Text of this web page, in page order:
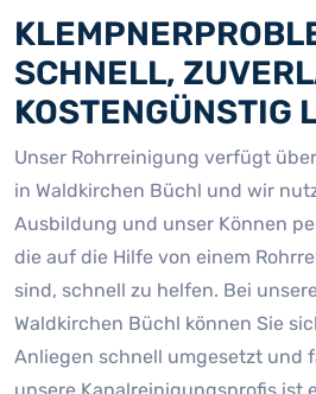
SCHNELL,
KOSTENGÜNSTIG
Unser Rohrreinigung verfügt
in Waldkirchen Büchl und wir
Ausbildung und unser Können
die auf die Hilfe von einem
sind, schnell zu helfen. Bei
Waldkirchen Büchl können Sie
Anliegen schnell umgesetzt und